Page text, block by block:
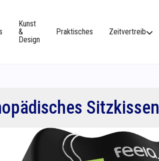
Kunst
&
Design
Praktisches Zeitvertreib
Sitzkissen